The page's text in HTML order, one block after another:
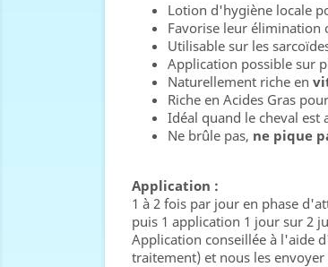
Lotion d'hygiène locale
Favorise leur élimination
Utilisable sur les
Application possible sur
Naturellement riche en
Riche en Acides Gras
Idéal quand le cheval est
Ne brûle pas, ne pique
Application :
1 à 2 fois par jour en phase
puis 1 application 1 jour sur 2
Application conseillée à l'aide
traitement) et nous les envoyer